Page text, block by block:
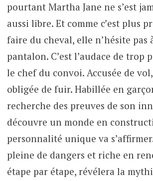
pourtant Martha Jane ne s’est
aussi libre. Et comme c’est plus
faire du cheval, elle n’hésite pas
pantalon. C’est l’audace de trop
le chef du convoi. Accusée de
obligée de fuir. Habillée en
recherche des preuves de son
découvre un monde en
personnalité unique va
pleine de dangers et riche en
étape par étape, révélera la